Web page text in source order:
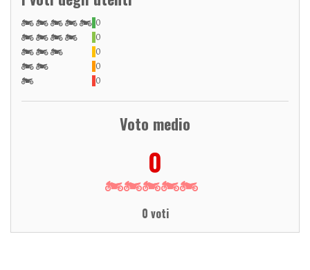
0
0
0
0
0
Voto medio
0
0 voti